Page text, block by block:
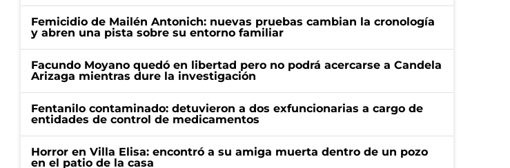
Femicidio de Mailén Antonich: nuevas pruebas cambian la cronología
y abren una pista sobre su entorno familiar
Facundo Moyano quedó en libertad pero no podrá acercarse a Candela
Arizaga mientras dure la investigación
Fentanilo contaminado: detuvieron a dos exfuncionarias a cargo de
entidades de control de medicamentos
Horror en Villa Elisa: encontró a su amiga muerta dentro de un pozo
en el patio de la casa